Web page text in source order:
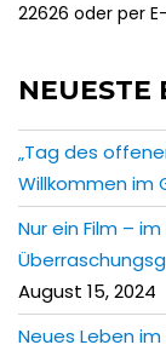
22626 oder per
NEUESTE
„Tag des
Willkommen im
Nur ein Film –
August 15, 2024
Neues Leben